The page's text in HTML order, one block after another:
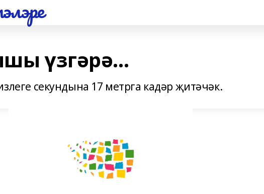
үзгәрә...
секундына 17 метрга кадәр җитәчәк.